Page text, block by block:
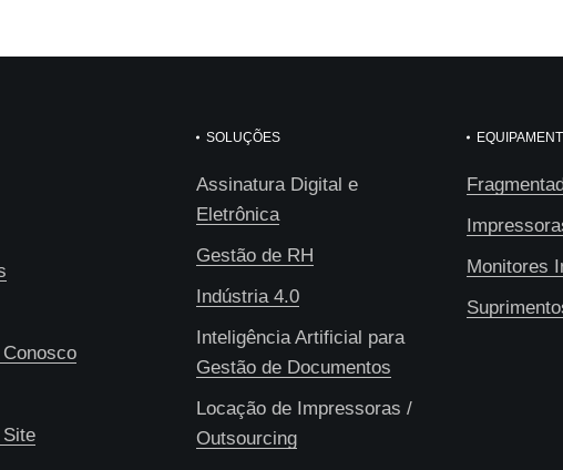
SOLUÇÕES
Assinatura Digital e
Eletrônica
Gestão de RH
Indústria 4.0
Inteligência Artificial para
Gestão de Documentos
Locação de Impressoras /
Outsourcing
Monitores